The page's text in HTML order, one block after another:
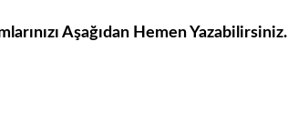
Aşağıdan Hemen Yazabilirsiniz.